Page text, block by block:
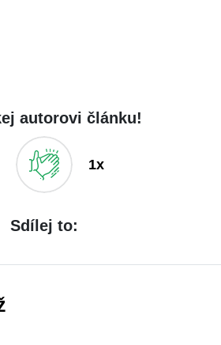
autorovi článku!
1x
Sdílej to: